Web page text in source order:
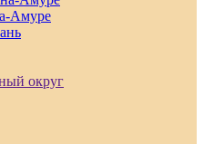
Амуре
округ